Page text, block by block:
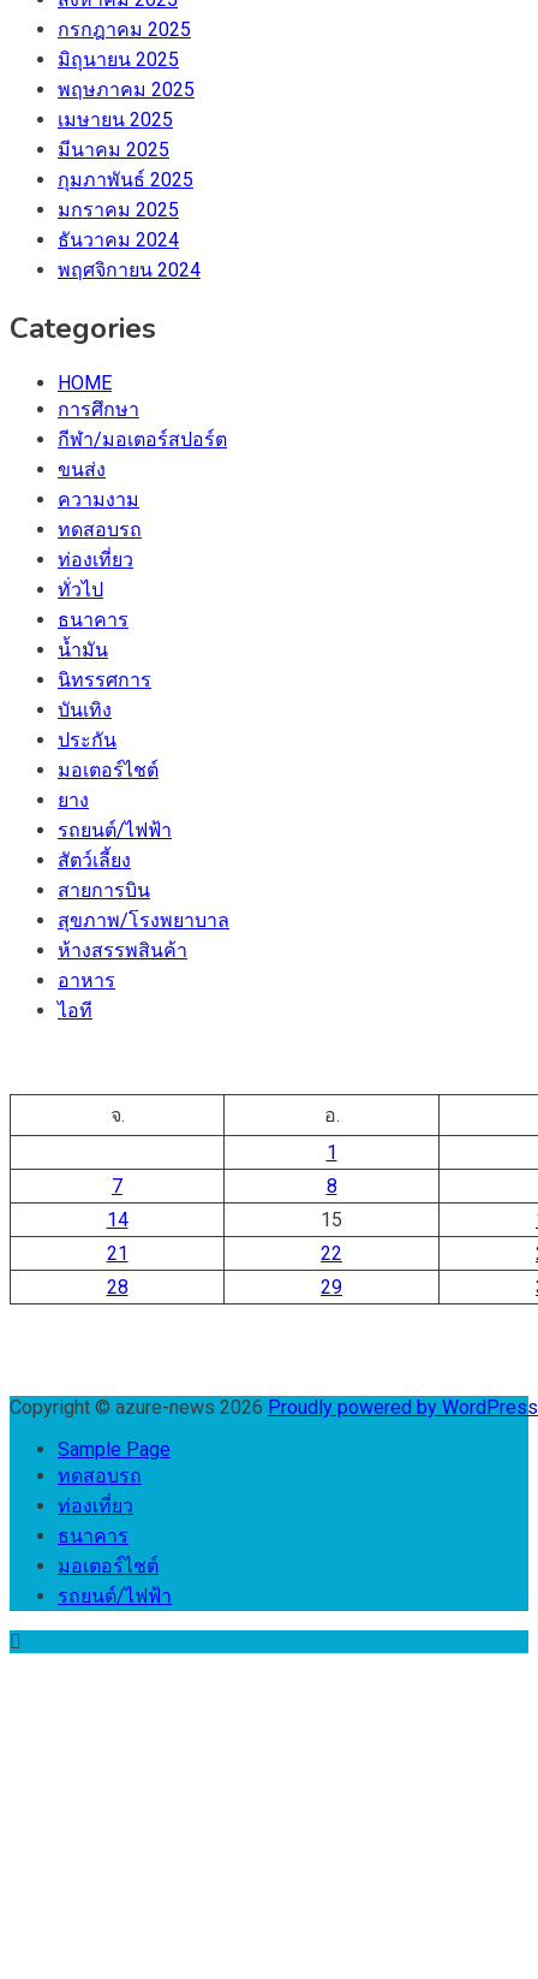
กรกฎาคม 2025
มิถุนายน 2025
พฤษภาคม 2025
เมษายน 2025
มีนาคม 2025
กุมภาพันธ์ 2025
มกราคม 2025
ธันวาคม 2024
พฤศจิกายน 2024
Categories
HOME
การศึกษา
กีฬา/มอเตอร์สปอร์ต
ขนส่ง
ความงาม
ทดสอบรถ
ท่องเที่ยว
ทั่วไป
ธนาคาร
น้ำมัน
นิทรรศการ
บันเทิง
ประกัน
มอเตอร์ไชต์
ยาง
รถยนต์/ไฟฟ้า
สัตว์เลี้ยง
สายการบิน
สุขภาพ/โรงพยาบาล
ห้างสรรพสินค้า
อาหาร
ไอที
จ.
อ.
1
7
8
14
15
21
22
28
29
Copyright © azure-news 2026 Proudly powered by
Sample Page
ทดสอบรถ
ท่องเที่ยว
ธนาคาร
มอเตอร์ไชต์
รถยนต์/ไฟฟ้า